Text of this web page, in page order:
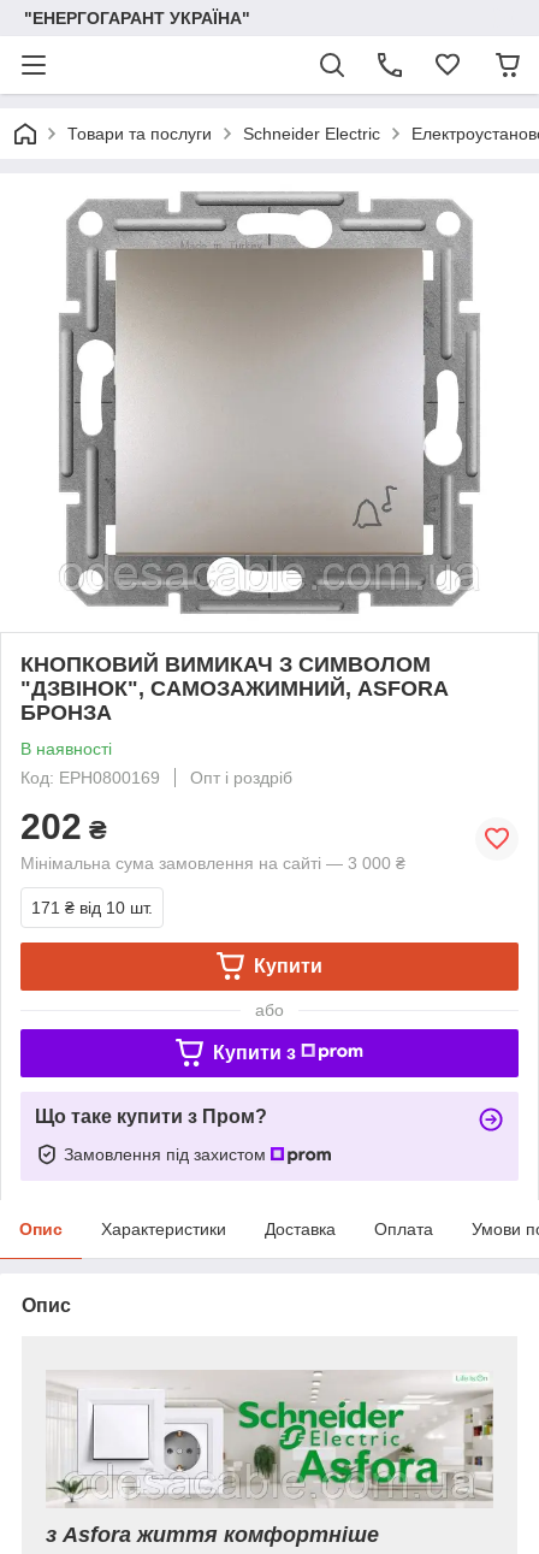
"ЕНЕРГОГАРАНТ УКРАЇНА"
Товари та послуги Schneider Electric
КНОПКОВИЙ ВИМИКАЧ З СИМВОЛОМ
"ДЗВІНОК", САМОЗАЖИМНИЙ, ASFORA
БРОНЗА
В наявності
Код: EPH0800169
Опт і роздріб
202 ₴
Мінімальна сума замовлення на сайті — 3 000 ₴
171 ₴ від 10 шт.
Купити
або
Купити з
Що таке купити з Пром?
Замовлення під захистом
Опис Характеристики Доставка Оплата Умови
Опис
з Asfora життя комфортніше